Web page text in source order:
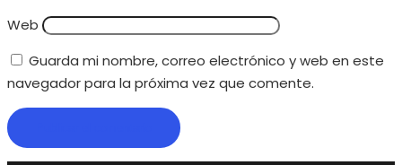
Web
Guarda mi nombre, correo electrónico y web en este
navegador para la próxima vez que comente.